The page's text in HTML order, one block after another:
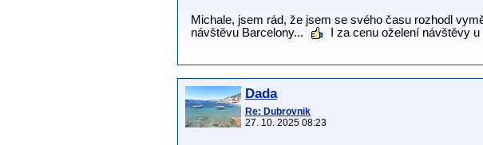
Michale, jsem rád, že jsem se svého času rozhodl
návštěvu Barcelony...
I za cenu oželení návštěvy
Dada
Re: Dubrovnik
27. 10. 2025 08:23